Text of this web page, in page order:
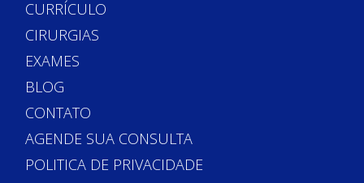
CURRÍCULO
CIRURGIAS
EXAMES
BLOG
CONTATO
AGENDE SUA CONSULTA
POLITICA DE PRIVACIDADE